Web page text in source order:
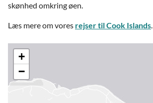
skønhed omkring øen.
Læs mere om vores rejser til Cook Islands.
+
−